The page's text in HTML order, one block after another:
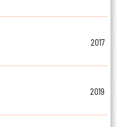
2017
2019